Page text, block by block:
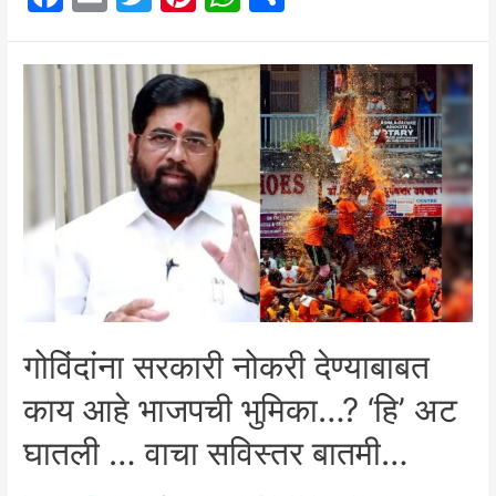
निर्णय
कर्मचाऱ्यांसाठी
धक्कादायक
a
c
e
b
o
o
m
ai
l
w
itt
er
nt
er
e
st
h
at
A
p
p
h
ar
e
गोविंदांना सरकारी नोकरी देण्याबाबत
काय आहे भाजपची भुमिका…? ‘हि’ अट
घातली … वाचा सविस्तर बातमी…